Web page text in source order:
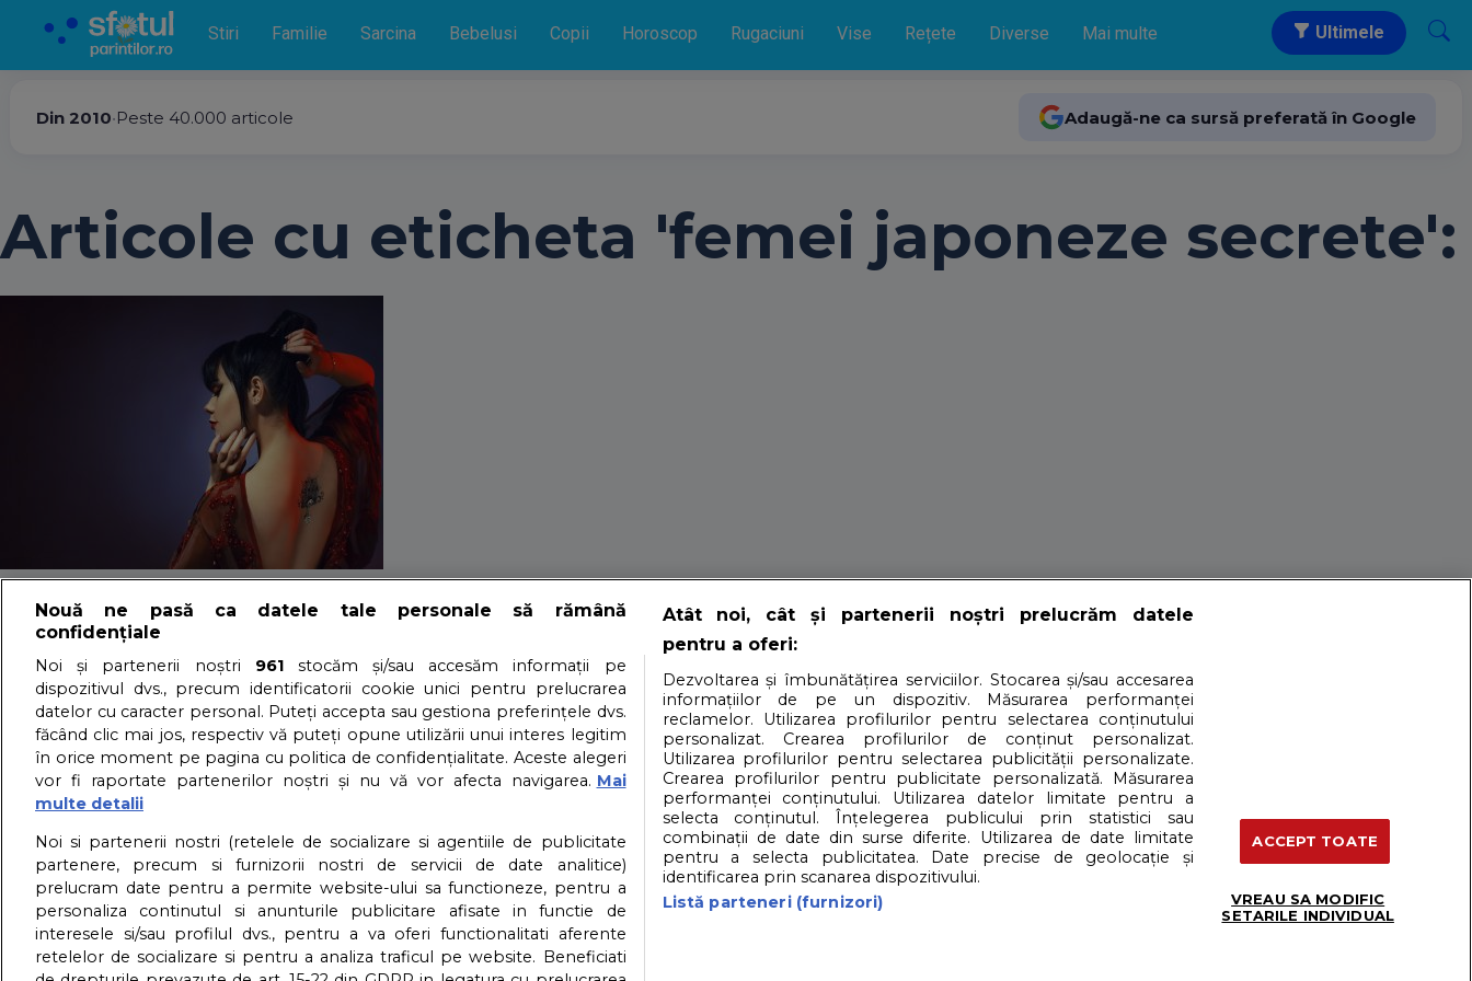
Stiri Familie Sarcina Bebelusi Copii Horoscop Rugaciuni Vise Rețete Diverse Mai multe Ultimele
Din 2010•Peste 40.000 articole Adaugă-ne ca sursă preferată în Google
Articole cu eticheta 'femei japoneze secrete':
10 motive pentru care femeile japoneze sunt suple.
Si nu isi arata varsta!
15/11/2024 - Adriana Vaduva - Vizualizari: 3160
Daca ai intalnit vreodata japoneze nu ai cum sa nu te fi uimit faptul ca sunt foarte subtiri si ca arata mai tinere decat sunt in realitate.
About us – Despre noi Contact Partener: Depositphotos.com Partener: Dreamstime
GDPR – Confidentialitatea datelor cu caracter personal Politica cookies
Nouă ne pasă ca datele tale personale să rămână
confidențiale
Noi și partenerii noștri 961stocăm și/sau accesăm informații pe
dispozitivul dvs., precum identificatorii cookie unici pentru prelucrarea
datelor cu caracter personal. Puteți accepta sau gestiona preferințele dvs.
făcând clic mai jos, respectiv vă puteți opune utilizării unui interes legitim
în orice moment pe pagina cu politica de confidențialitate. Aceste alegeri
vor fi raportate partenerilor noștri și nu vă vor afecta navigarea. Mai
multe detalii
Noi si partenerii nostri (retelele de socializare si agentiile de publicitate
partenere, precum si furnizorii nostri de servicii de date analitice)
prelucram date pentru a permite website-ului sa functioneze, pentru a
personaliza continutul si anunturile publicitare afisate in functie de
interesele si/sau profilul dvs., pentru a va oferi functionalitati aferente
retelelor de socializare si pentru a analiza traficul pe website. Beneficiati
Atât noi, cât și partenerii noștri prelucrăm datele
pentru a oferi:
Dezvoltarea și îmbunătățirea serviciilor. Stocarea și/sau accesarea
informațiilor de pe un dispozitiv. Măsurarea performanței
reclamelor. Utilizarea profilurilor pentru selectarea conținutului
personalizat. Crearea profilurilor de conținut personalizat.
Utilizarea profilurilor pentru selectarea publicității personalizate.
Crearea profilurilor pentru publicitate personalizată. Măsurarea
performanței conținutului. Utilizarea datelor limitate pentru a
selecta conținutul. Înțelegerea publicului prin statistici sau
combinații de date din surse diferite. Utilizarea de date limitate
pentru a selecta publicitatea. Date precise de geolocație și
identificarea prin scanarea dispozitivului.
Listă parteneri (furnizori)
ACCEPT TOATE
VREAU SA MODIFIC
SETARILE INDIVIDUAL